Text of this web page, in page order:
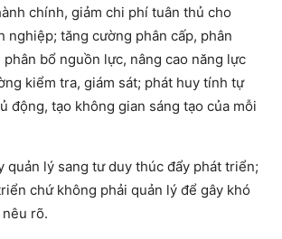
chính, giảm chi phí tuân thủ cho
nghiệp; tăng cường phân cấp, phân
bổ nguồn lực, nâng cao năng lực
kiểm tra, giám sát; phát huy tính tự
động, tạo không gian sáng tạo của mỗi
quản lý sang tư duy thúc đẩy phát triển;
chứ không phải quản lý để gây khó
rõ.